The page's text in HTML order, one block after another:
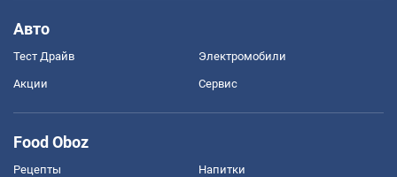
Авто
Тест Драйв Электромобили
Акции Сервис
Food Oboz
Рецепты Напитки